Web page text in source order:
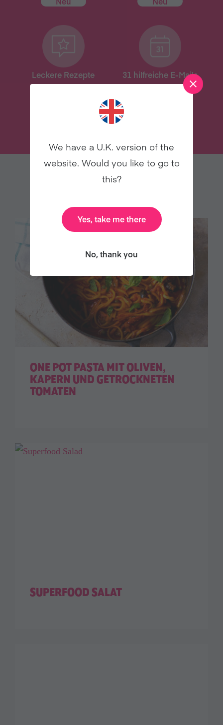
Leckere Rezepte 31 hilfreiche E-Mails
JETZT MITMACHEN
WEITERE VORSCHLÄGE
ONE POT PASTA MIT OLIVEN,
KAPERN UND GETROCKNETEN
TOMATEN
SUPERFOOD SALAT
We have a U.K. version of the
website. Would you like to go to
this?
Yes, take me there
No, thank you